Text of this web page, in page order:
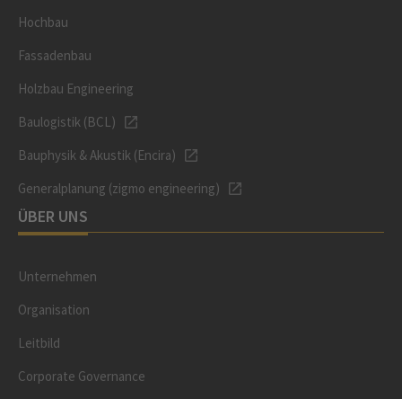
Hochbau
Fassadenbau
Holzbau Engineering
Baulogistik (BCL)
Bauphysik & Akustik (Encira)
Generalplanung (zigmo engineering)
ÜBER UNS
Unternehmen
Organisation
Leitbild
Corporate Governance